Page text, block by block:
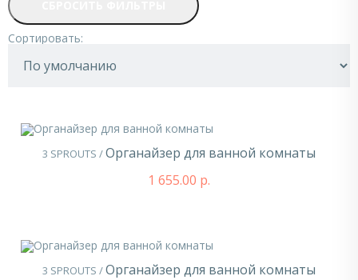
Сортировать:
3 SPROUTS /Органайзер для ванной комнаты
1 655.00 р.
3 SPROUTS /Органайзер для ванной комнаты